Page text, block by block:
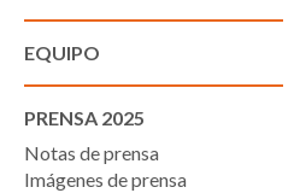
EQUIPO
PRENSA 2025
Notas de prensa
Imágenes de prensa